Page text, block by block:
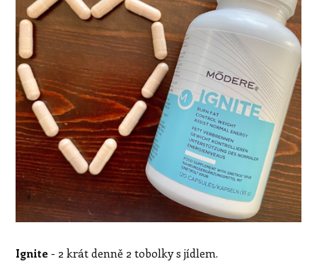
Ignite- 2 krát denně 2 tobolky s jídlem.